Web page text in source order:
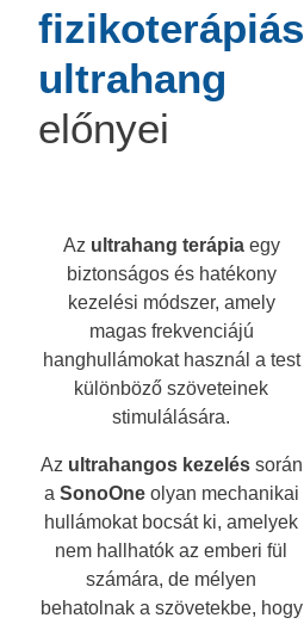
fizikoterápiás
ultrahang
előnyei
Az ultrahang terápiaegy
biztonságos és hatékony
kezelési módszer, amely
magas frekvenciájú
hanghullámokat használ a test
különböző szöveteinek
stimulálására.
Az ultrahangos kezeléssorán
a SonoOneolyan mechanikai
hullámokat bocsát ki, amelyek
nem hallhatók az emberi fül
számára, de mélyen
behatolnak a szövetekbe, hogy